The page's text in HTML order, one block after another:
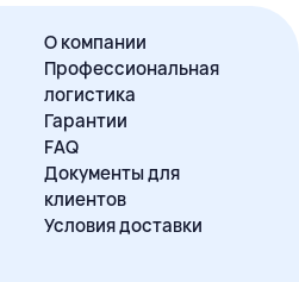
О компании
Профессиональная
логистика
Гарантии
FAQ
Документы для
клиентов
Условия доставки